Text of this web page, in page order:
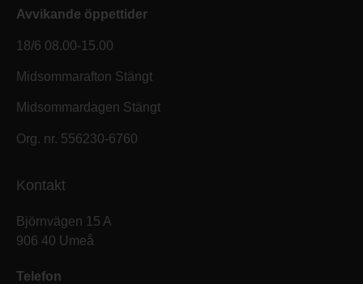
Avvikande öppettider
18/6 08.00-15.00
Midsommarafton Stängt
Midsommardagen Stängt
Org. nr. 556230-6760
Kontakt
Björnvägen 15 A
906 40 Umeå
Telefon